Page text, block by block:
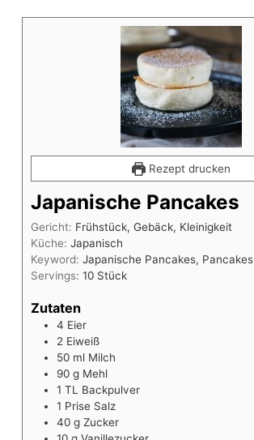
Rezept drucken
Japanische Pancakes
Gericht: Frühstück, Gebäck, Kleinigkeit
Küche: Japanisch
Keyword: Japanische Pancakes, Pancakes
Servings: 10 Stück
Zutaten
4 Eier
2 Eiweiß
50 ml Milch
90 g Mehl
1 TL
Backpulver
1 Prise Salz
40 g Zucker